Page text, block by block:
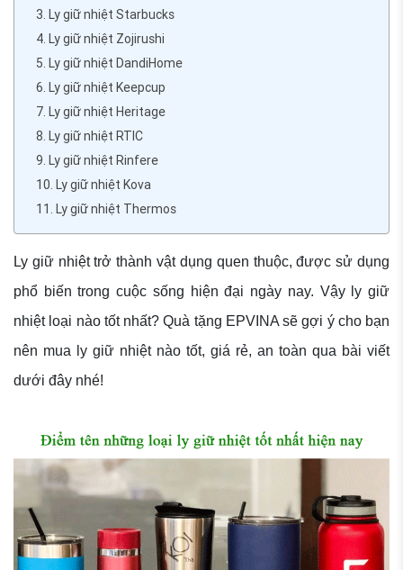
3. Ly giữ nhiệt Starbucks
4. Ly giữ nhiệt Zojirushi
5. Ly giữ nhiệt DandiHome
6. Ly giữ nhiệt Keepcup
7. Ly giữ nhiệt Heritage
8. Ly giữ nhiệt RTIC
9. Ly giữ nhiệt Rinfere
10. Ly giữ nhiệt Kova
11. Ly giữ nhiệt Thermos
Ly giữ nhiệt trở thành vật dụng quen thuộc, được sử dụng
phổ biến trong cuộc sống hiện đại ngày nay. Vậy ly giữ
nhiệt loại nào tốt nhất? Quà tặng EPVINA sẽ gợi ý cho bạn
nên mua ly giữ nhiệt nào tốt, giá rẻ, an toàn qua bài viết
dưới đây nhé!